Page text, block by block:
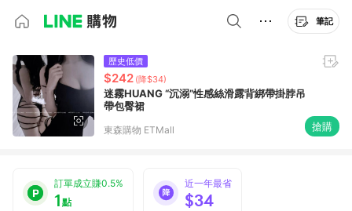
筆記
歷史低價
$242 (降$34)
迷霧HUANG “沉溺”性感絲滑露背綁帶掛脖吊
帶包臀裙
東森購物 ETMall 搶購
訂單成立賺0.5%
1點
近一年最省
$34